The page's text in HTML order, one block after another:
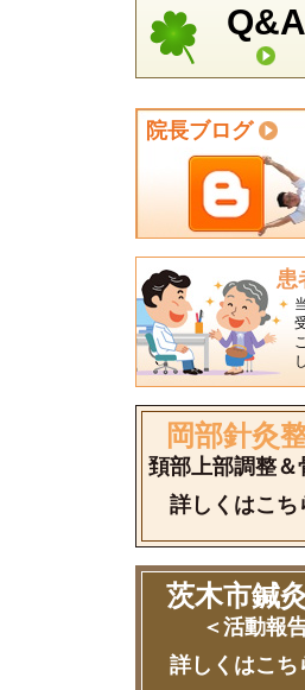
Q&A
院長ブログ
患
岡部針灸
頚部上部調整＆
詳しくはこち
茨木市鍼
＜活動報
詳しくはこち